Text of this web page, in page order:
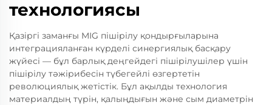
технологиясы
Қазіргі заманғы MIG пішірілу қондырғыларына
интеграцияланған күрделі синергиялық басқару
жүйесі — бұл барлық деңгейдегі пішірілушілер үшін
пішірілу тәжірибесін түбегейлі өзгертетін
революциялық жетістік. Бұл ақылды технология
материалдың түрін, қалыңдығын және сым диаметрін